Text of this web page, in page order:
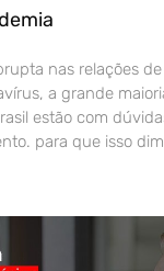
nas relações
a grande
estão com
para que isso